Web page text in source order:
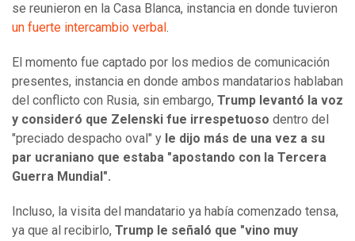
se reunieron en la Casa Blanca, instancia en donde tuvieron
un fuerte intercambio verbal .
El momento fue captado por los medios de comunicación
presentes, instancia en donde ambos mandatarios hablaban
del conflicto con Rusia, sin embargo, Trump levantó la voz
y consideró que Zelenski fue irrespetuoso dentro del
"preciado despacho oval" y le dijo más de una vez a su
par ucraniano que estaba "apostando con la Tercera
Guerra Mundial".
Incluso, la visita del mandatario ya había comenzado tensa,
ya que al recibirlo, Trump le señaló que "vino muy